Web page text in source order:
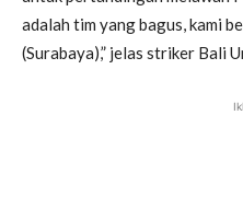
adalah tim yang bagus, kami
(Surabaya),” jelas striker Bali